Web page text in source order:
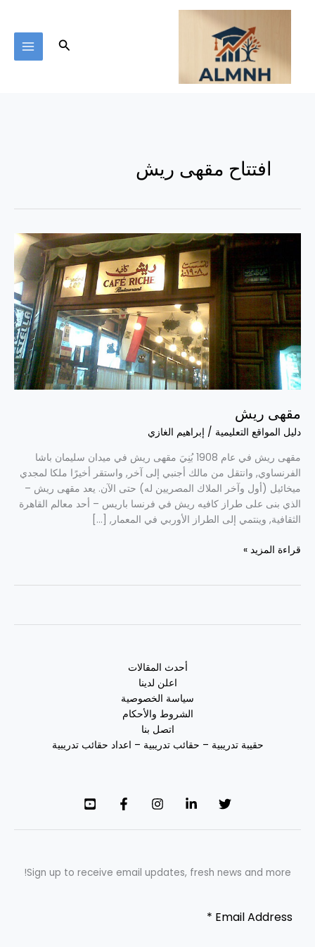
تخطي
البحث
افتتاح مقهى ريش
مقهى ريش
دليل المواقع التعليمية / إبراهيم الغازي
مقهى ريش في عام 1908 بُنِيَ مقهى ريش في ميدان سليمان باشا
الفرنساوي, وانتقل من مالك أجنبي إلى آخر, واستقر أخيرًا ملكا لمجدي
ميخائيل (أول وآخر الملاك المصريين له) حتى الآن. يعد مقهى ريش –
الذي بنى على طراز كافيه ريش في فرنسا باريس – أحد معالم القاهرة
الثقافية, وينتمي إلى الطراز الأوربي في المعمار, […]
مقهى
قراءة المزيد »
أحدث المقالات
اعلن لدينا
سياسة الخصوصية
الشروط والأحكام
اتصل بنا
حقيبة تدريبية – حقائب تدريبية – اعداد حقائب تدريبية
Sign up to receive email updates, fresh news and more!